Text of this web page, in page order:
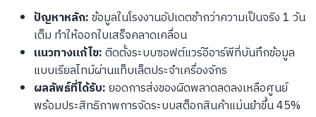
ปัญหาหลัก:ข้อมูลในโรงงานอัปเดตช้ากว่าความเป็นจริง 1 วัน
เต็ม ทำให้ออกใบเสร็จคลาดเคลื่อน
แนวทางแก้ไข:ติดตั้งระบบซอฟต์แวร์อีอาร์พีที่บันทึกข้อมูล
แบบเรียลไทม์ผ่านแท็บเล็ตประจำเครื่องจักร
ผลลัพธ์ที่ได้รับ:ยอดการส่งของผิดพลาดลดลงเหลือศูนย์
พร้อมประสิทธิภาพการจัดระบบสต็อกสินค้าแม่นยำขึ้น 45%